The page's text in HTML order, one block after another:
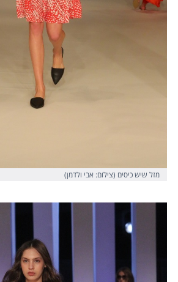
מזל שיש כיסים (צילום: אבי ולדמן)